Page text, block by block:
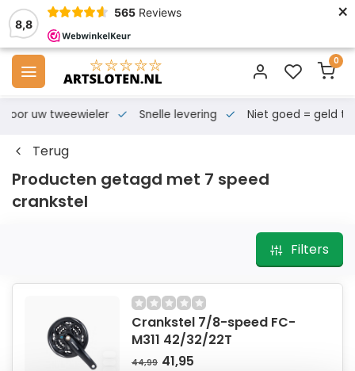
8,8
565 Reviews ×
0
voor uw tweewieler Snelle levering Niet goed = geld
Terug
Producten getagd met 7 speed
crankstel
Filters
Crankstel 7/8-speed FC-
M311 42/32/22T
44,99 41,95